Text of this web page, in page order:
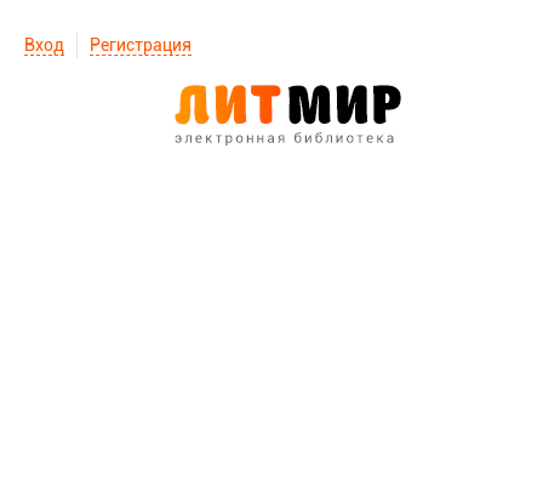
Вход Регистрация